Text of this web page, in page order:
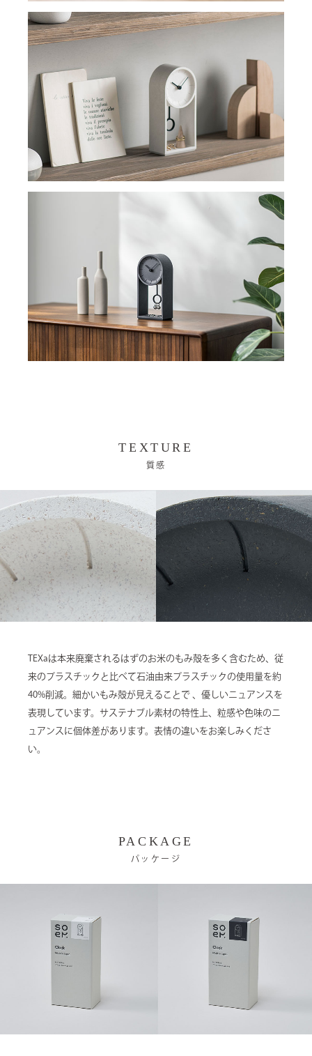
TEXTURE
質感
TEXaは本来廃棄されるはずのお米のもみ殻を多く含むため、従
来のプラスチックと比べて石油由来プラスチックの使用量を約
40%削減。細かいもみ殻が見えることで 、優しいニュアンスを
表現しています。サステナブル素材の特性上、粒感や色味のニ
ュアンスに個体差があります。表情の違いをお楽しみくださ
い。
PACKAGE
パッケージ